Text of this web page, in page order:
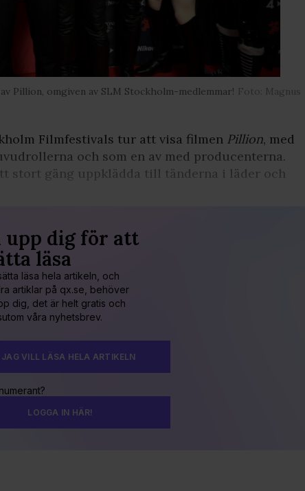
Pillion, omgiven av SLM Stockholm-medlemmar! Foto: Magnus
Filmfestivals tur att visa filmen Pillion, med
och som en av med producenterna.
stort gäng uppklädda till tänderna i läder och
upp dig för att
läsa
läsa hela artikeln, och
artiklar på qx.se, behöver
dig, det är helt gratis och
våra nyhetsbrev.
VILL LÄSA HELA ARTIKELN
LOGGA IN HÄR!